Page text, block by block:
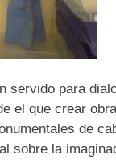
servido para
el que crear
de
sobre la